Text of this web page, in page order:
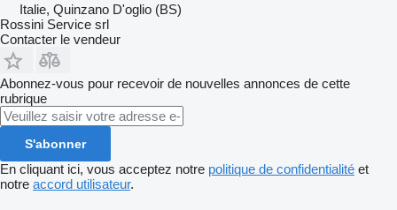
Italie, Quinzano D'oglio (BS)
Rossini Service srl
Contacter le vendeur
Abonnez-vous pour recevoir de nouvelles annonces de cette
rubrique
S'abonner
En cliquant ici, vous acceptez notre politique de confidentialité et
notre accord utilisateur.